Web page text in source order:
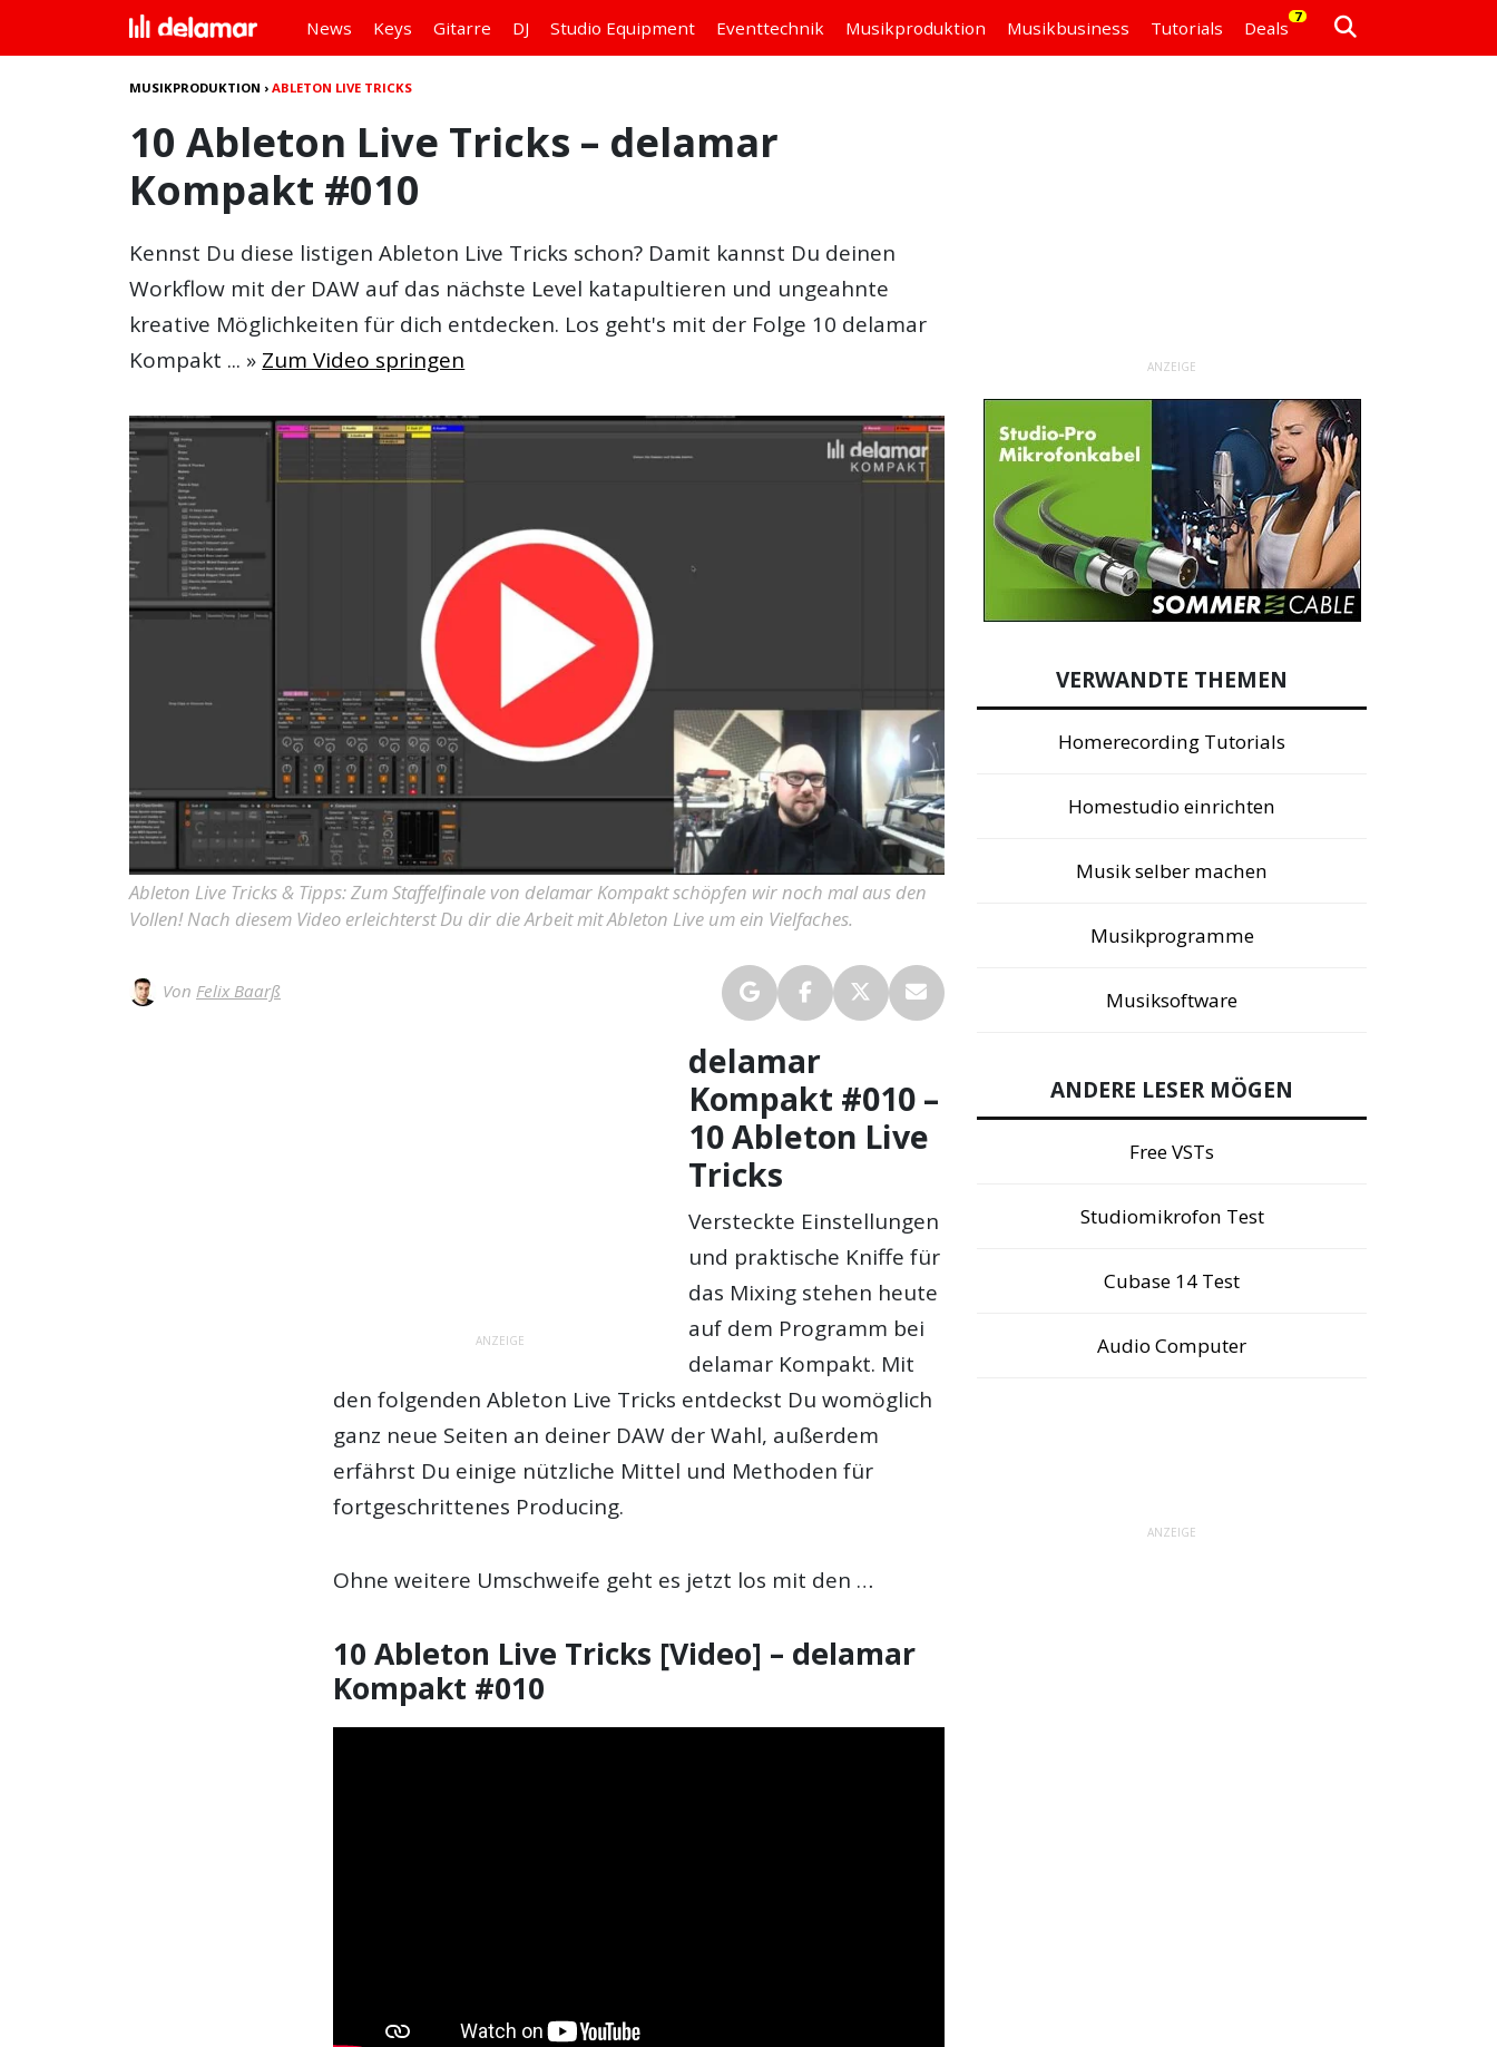
News Keys Gitarre DJ Studio Equipment Eventtechnik Musikproduktion Musikbusiness Tutorials Deals
7
MUSIKPRODUKTION ›ABLETON LIVE TRICKS
10 Ableton Live Tricks – delamar
Kompakt #010
Kennst Du diese listigenAbleton Live Tricks schon? Damit kannst Du deinen
Workflow mit der DAW auf das nächste Level katapultieren und ungeahnte
kreative Möglichkeiten für dich entdecken. Los geht's mit der Folge 10 delamar
Kompakt ... » Zum Video springen
Ableton Live Tricks & Tipps: Zum Staffelfinale von delamar Kompakt schöpfen wir noch mal aus den
Vollen! Nach diesem Video erleichterst Du dir die Arbeit mit Ableton Live um ein Vielfaches.
Von Felix Baarß
ANZEIGE
delamar
Kompakt #010 –
10 Ableton Live
Tricks
Versteckte Einstellungen
und praktische Kniffe für
das Mixing stehen heute
auf dem Programm bei
delamar Kompakt. Mit
den folgenden Ableton Live Tricks entdeckst Du womöglich
ganz neue Seiten an deiner DAW der Wahl, außerdem
erfährst Du einige nützliche Mittel und Methoden für
fortgeschrittenes Producing.
Ohne weitere Umschweife geht es jetzt los mit den …
10 Ableton Live Tricks [Video] – delamar
Kompakt #010
ANZEIGE
VERWANDTE THEMEN
Homerecording Tutorials
Homestudio einrichten
Musik selber machen
Musikprogramme
Musiksoftware
ANDERE LESER MÖGEN
Free VSTs
Studiomikrofon Test
Cubase 14 Test
Audio Computer
ANZEIGE